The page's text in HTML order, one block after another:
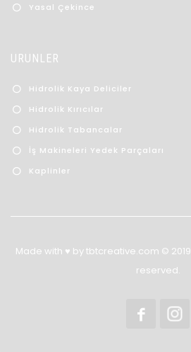
Yasal Çekince
ÜRÜNLER
Hidrolik Kaya Deliciler
Hidrolik Kırıcılar
Hidrolik Tabancalar
İş Makineleri Yedek Parçaları
Kaplinler
Made with ♥ by tbtcreative.com ©
reserved.